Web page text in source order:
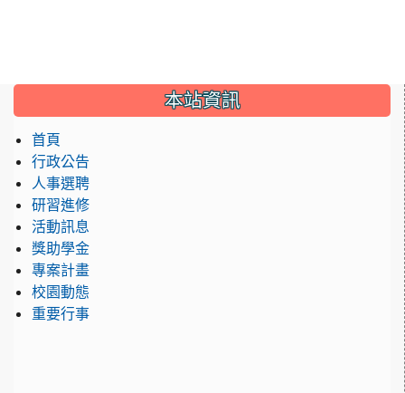
::: 本站資訊
首頁
行政公告
人事選聘
研習進修
活動訊息
獎助學金
專案計畫
校園動態
重要行事